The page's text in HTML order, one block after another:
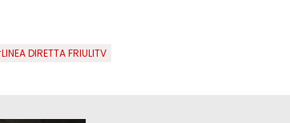
DIRETTA FRIULITV